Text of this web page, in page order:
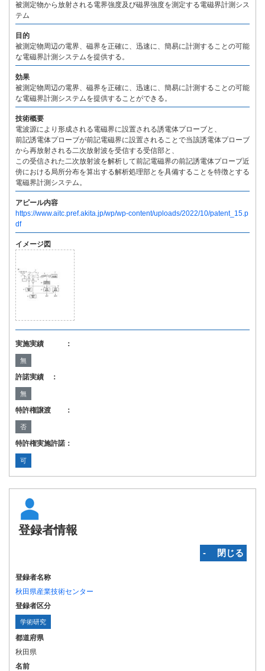
被測定物から放射される電界強度及び磁界強度を測定する電磁界計測シス
テム
目的
被測定物周辺の電界、磁界を正確に、迅速に、簡易に計測することの可能
な電磁界計測システムを提供する。
効果
被測定物周辺の電界、磁界を正確に、迅速に、簡易に計測することの可能
な電磁界計測システムを提供することができる。
技術概要
電波源により形成される電磁界に設置される誘電体プローブと、
前記誘電体プローブが前記電磁界に設置されることで当該誘電体プローブ
から再放射される二次放射波を受信する受信部と、
この受信された二次放射波を解析して前記電磁界の前記誘電体プローブ近
傍における局所分布を算出する解析処理部とを具備することを特徴とする
電磁界計測システム。
アピール内容
https://www.aitc.pref.akita.jp/wp/wp-content/uploads/2022/10/patent_15.p
df
イメージ図
実施実績 ：
無
許諾実績 ：
無
特許権譲渡 ：
否
特許権実施許諾：
可
登録者情報
‐ 閉じる
登録者名称
秋田県産業技術センター
登録者区分
学術研究
都道府県
秋田県
名前